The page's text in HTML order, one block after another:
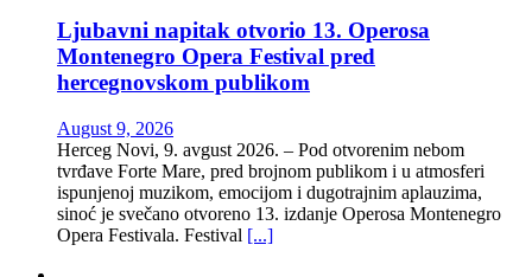
Ljubavni napitak otvorio 13. Operosa
Montenegro Opera Festival pred
hercegnovskom publikom
August 9, 2026
Herceg Novi, 9. avgust 2026. – Pod otvorenim nebom
tvrđave Forte Mare, pred brojnom publikom i u atmosferi
ispunjenoj muzikom, emocijom i dugotrajnim aplauzima,
sinoć je svečano otvoreno 13. izdanje Operosa Montenegro
Opera Festivala. Festival [...]